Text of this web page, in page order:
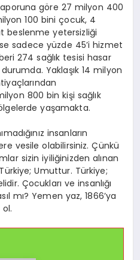
raporuna göre 27 milyon 400
100 bini çocuk, 4
beslenme yetersizliği
sadece yüzde 45’i hizmet
274 sağlık tesisi hasar
Yaklaşık 14 milyon
800 bin kişi sağlık
yaşamakta.
insanların
vesile olabilirsiniz. Çünkü
sizin iyiliğinizden alınan
Umuttur. Türkiye;
Çocukları ve insanlığı
mı? Yemen yaz, 1866’ya